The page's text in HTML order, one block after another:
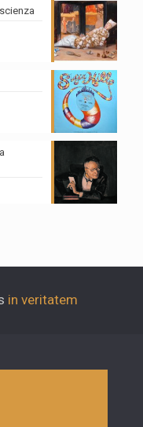
in veritatem